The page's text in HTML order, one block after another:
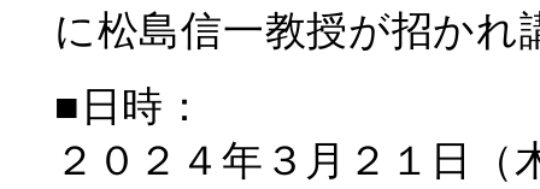
に松島信一教授が招かれ
■日時：
２０２４年３月２１日